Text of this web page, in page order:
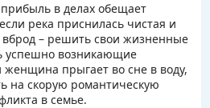
в делах обещает
река приснилась чистая и
вброд – решить свои жизненные
успешно возникающие
женщина прыгает во сне в воду,
на скорую романтическую
в семье.